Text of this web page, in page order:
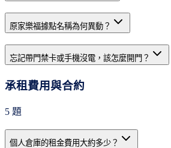
原家樂福據點名稱為何異動？
忘記帶門禁卡或手機沒電，該怎麼開門？
承租費用與合約
5 題
個人倉庫的租金費用大約多少？